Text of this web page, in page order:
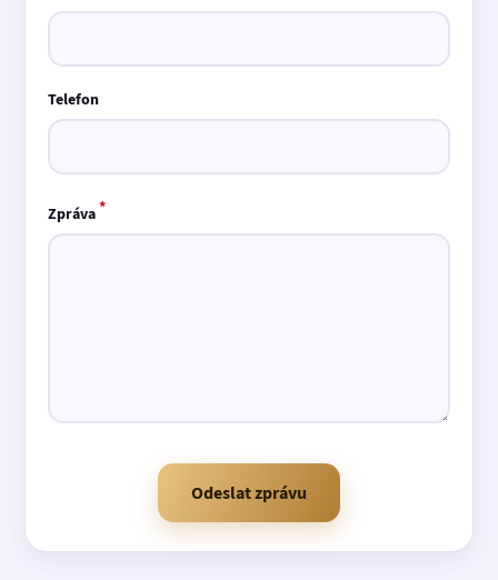
Telefon
Zpráva*
Odeslat zprávu